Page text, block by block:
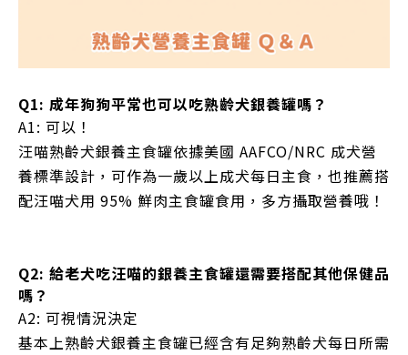
Q1: 成年狗狗平常也可以吃熟齡犬銀養罐嗎？
A1: 可以！
汪喵熟齡犬銀養主食罐依據美國 AAFCO/NRC 成犬營
養標準設計，可作為一歲以上成犬每日主食，也推薦搭
配汪喵犬用 95% 鮮肉主食罐食用，多方攝取營養哦！
Q2: 給老犬吃汪喵的銀養主食罐還需要搭配其他保健品
嗎？
A2: 可視情況決定
基本上熟齡犬銀養主食罐已經含有足夠熟齡犬每日所需